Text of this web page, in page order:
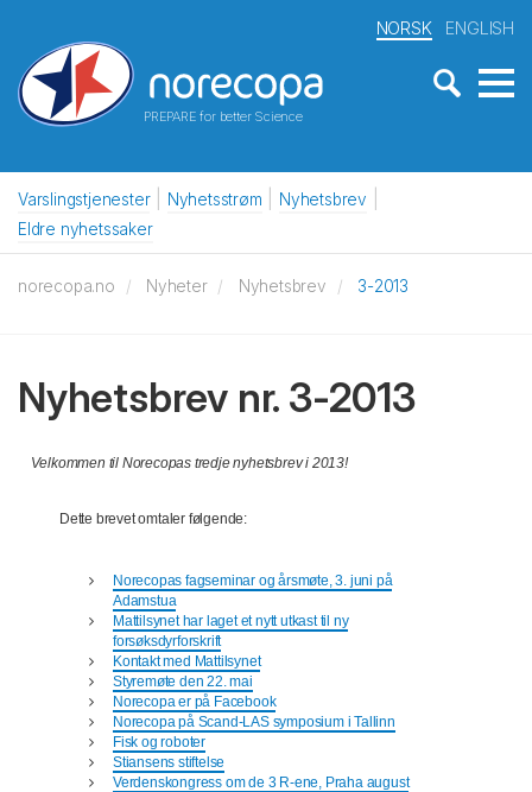
PREPARE for better Science
NORSK ENGLISH
Varslingstjenester Nyhetsstrøm
Nyhetsbrev
Eldre nyhetssaker
norecopa.no Nyheter Nyhetsbrev 3-2013
Nyhetsbrev nr. 3-2013
Velkommen til Norecopas tredje nyhetsbrev i 2013!
Dette brevet omtaler følgende:
Norecopas fagseminar og årsmøte, 3. juni på
Adamstua
Mattilsynet har laget et nytt utkast til ny
forsøksdyrforskrift
Kontakt med Mattilsynet
Styremøte den 22. mai
Norecopa er på Facebook
Norecopa på Scand-LAS symposium i Tallinn
Fisk og roboter
Stiansens stiftelse
Verdenskongress om de 3 R-ene, Praha august